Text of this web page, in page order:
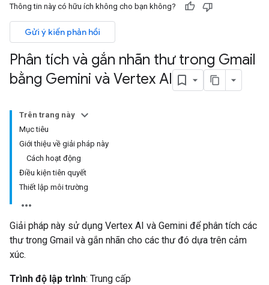
Thông tin này có hữu ích không cho bạn không?
Gửi ý kiến phản hồi
Phân tích và gắn nhãn thư trong Gmail
bằng Gemini và Vertex AI
Trên trang này
Mục tiêu
Giới thiệu về giải pháp này
Cách hoạt động
Điều kiện tiên quyết
Thiết lập môi trường
Giải pháp này sử dụng Vertex AI và Gemini để phân tích các
thư trong Gmail và gắn nhãn cho các thư đó dựa trên cảm
xúc.
Trình độ lập trình: Trung cấp